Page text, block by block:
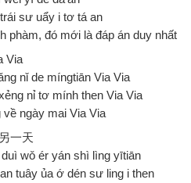
sư uẩy i tơ tá an
phàm, đó mới là đáp án duy nhất
Via
nǐ de míngtiān Via Via
nỉ tơ mính then Via Via
ngày mai Via Via
一天
wǒ ér yán shì lìng yītiān
tuây ủa ớ dén sư ling i then